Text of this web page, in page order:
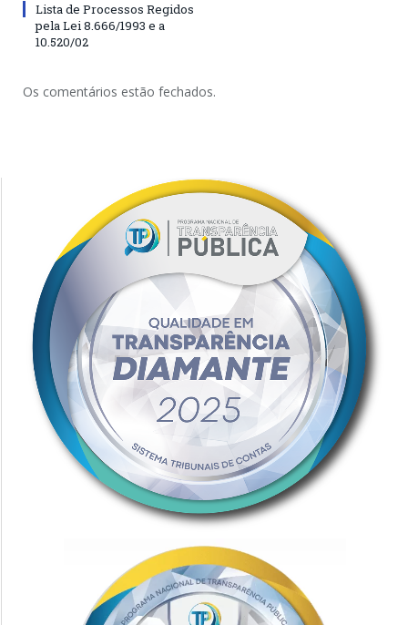
Lista de Processos Regidos
pela Lei 8.666/1993 e a
10.520/02
Os comentários estão fechados.